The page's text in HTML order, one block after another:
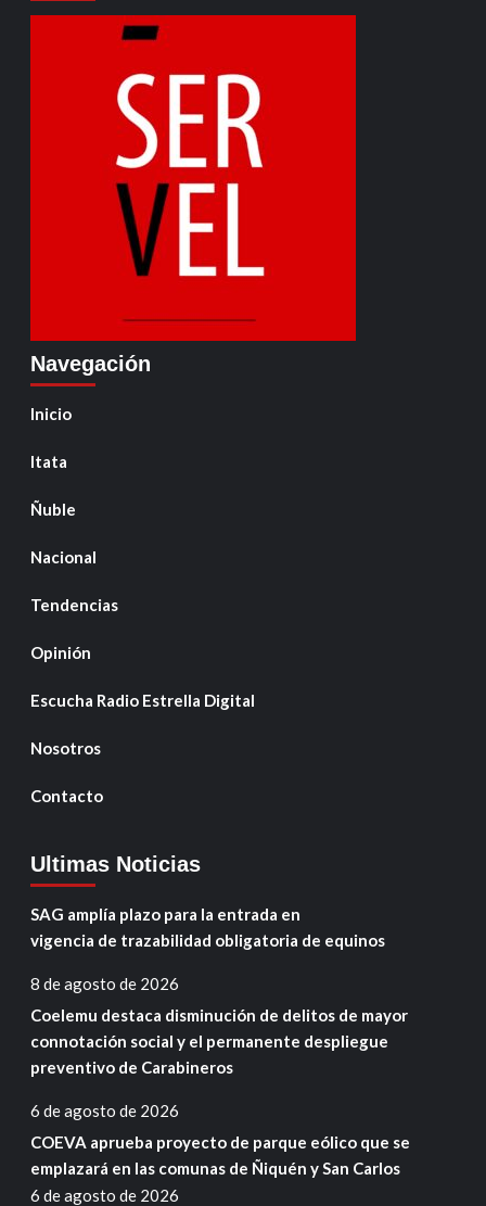
Navegación
Inicio
Itata
Ñuble
Nacional
Tendencias
Opinión
Escucha Radio Estrella Digital
Nosotros
Contacto
Ultimas Noticias
SAG amplía plazo para la entrada en
vigencia de trazabilidad obligatoria de equinos
8 de agosto de 2026
Coelemu destaca disminución de delitos de mayor
connotación social y el permanente despliegue
preventivo de Carabineros
6 de agosto de 2026
COEVA aprueba proyecto de parque eólico que se
emplazará en las comunas de Ñiquén y San Carlos
6 de agosto de 2026